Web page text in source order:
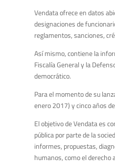
Vendata ofrece en datos
designaciones de
reglamentos, sanciones,
Así mismo, contiene la
Fiscalía General y la
democrático.
Para el momento de su
enero 2017) y cinco años
El objetivo de Vendata es
pública por parte de la
informes, propuestas,
humanos, como el derecho